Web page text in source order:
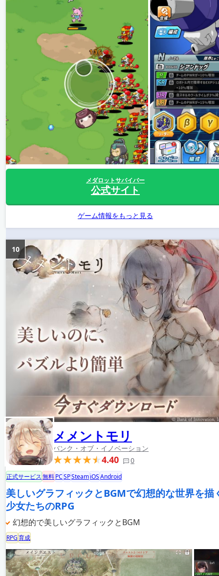
メダロットサバイバー
公式サイト
ゲーム情報をもっと見る
メメントモリ
バンク・オブ・イノベーション
4.40 0
10
正式サービス無料PCSPSteamiOSAndroid
美しいグラフィックとBGMで幻想的な世界を描
少女たちのRPG
幻想的で美しいグラフィックとBGM
RPG育成